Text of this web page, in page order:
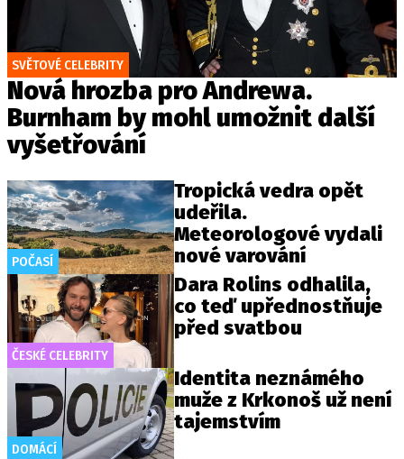
SVĚTOVÉ CELEBRITY
Nová hrozba pro Andrewa.
Burnham by mohl umožnit další
vyšetřování
POČASÍ
Tropická vedra opět
udeřila.
Meteorologové vydali
nové varování
ČESKÉ CELEBRITY
Dara Rolins odhalila,
co teď upřednostňuje
před svatbou
DOMÁCÍ
Identita neznámého
muže z Krkonoš už není
tajemstvím